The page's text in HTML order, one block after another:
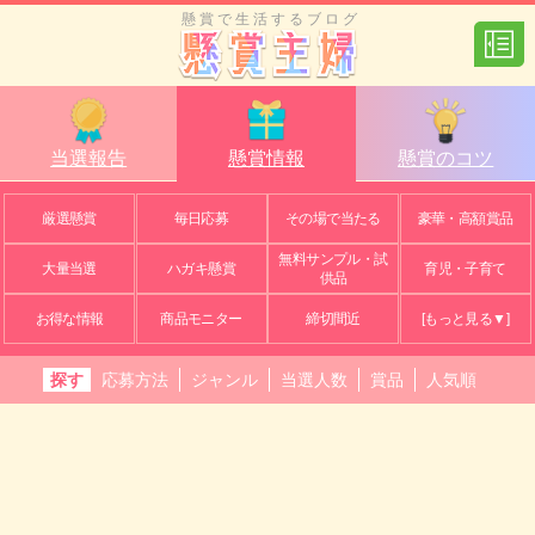
懸賞で生活するブログ
当選報告 懸賞情報 懸賞のコツ
厳選懸賞 毎日応募 その場で当たる 豪華・高額賞品
大量当選 ハガキ懸賞
無料サンプル・試
供品
育児・子育て
お得な情報 商品モニター 締切間近 [もっと見る▼]
探す 応募方法 ジャンル 当選人数 賞品 人気順